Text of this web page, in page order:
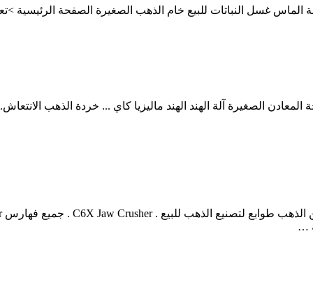
غسل النباتات للبيع خام الذهب الصغيرة الصفحة الرئيسية
…